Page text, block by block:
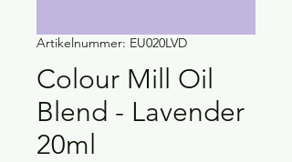
Artikelnummer: EU020LVD
Colour Mill Oil
Blend - Lavender
20ml